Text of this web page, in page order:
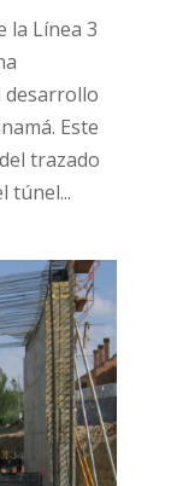
la Línea 3
Este
trazado
túnel...